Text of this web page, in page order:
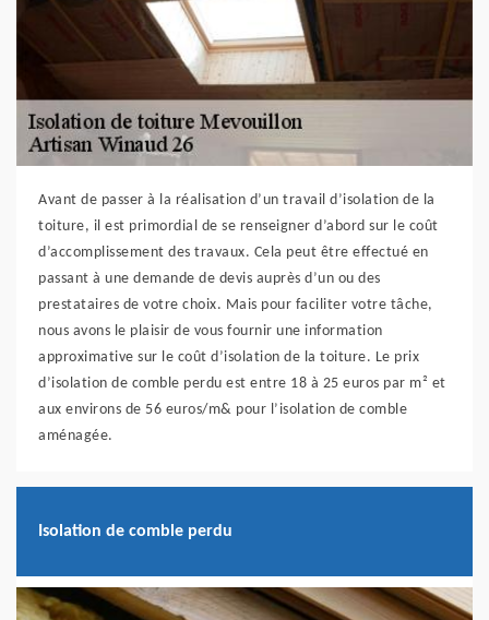
Avant de passer à la réalisation d’un travail d’isolation de la
toiture, il est primordial de se renseigner d’abord sur le coût
d’accomplissement des travaux. Cela peut être effectué en
passant à une demande de devis auprès d’un ou des
prestataires de votre choix. Mais pour faciliter votre tâche,
nous avons le plaisir de vous fournir une information
approximative sur le coût d’isolation de la toiture. Le prix
d’isolation de comble perdu est entre 18 à 25 euros par m² et
aux environs de 56 euros/m& pour l’isolation de comble
aménagée.
Isolation de comble perdu